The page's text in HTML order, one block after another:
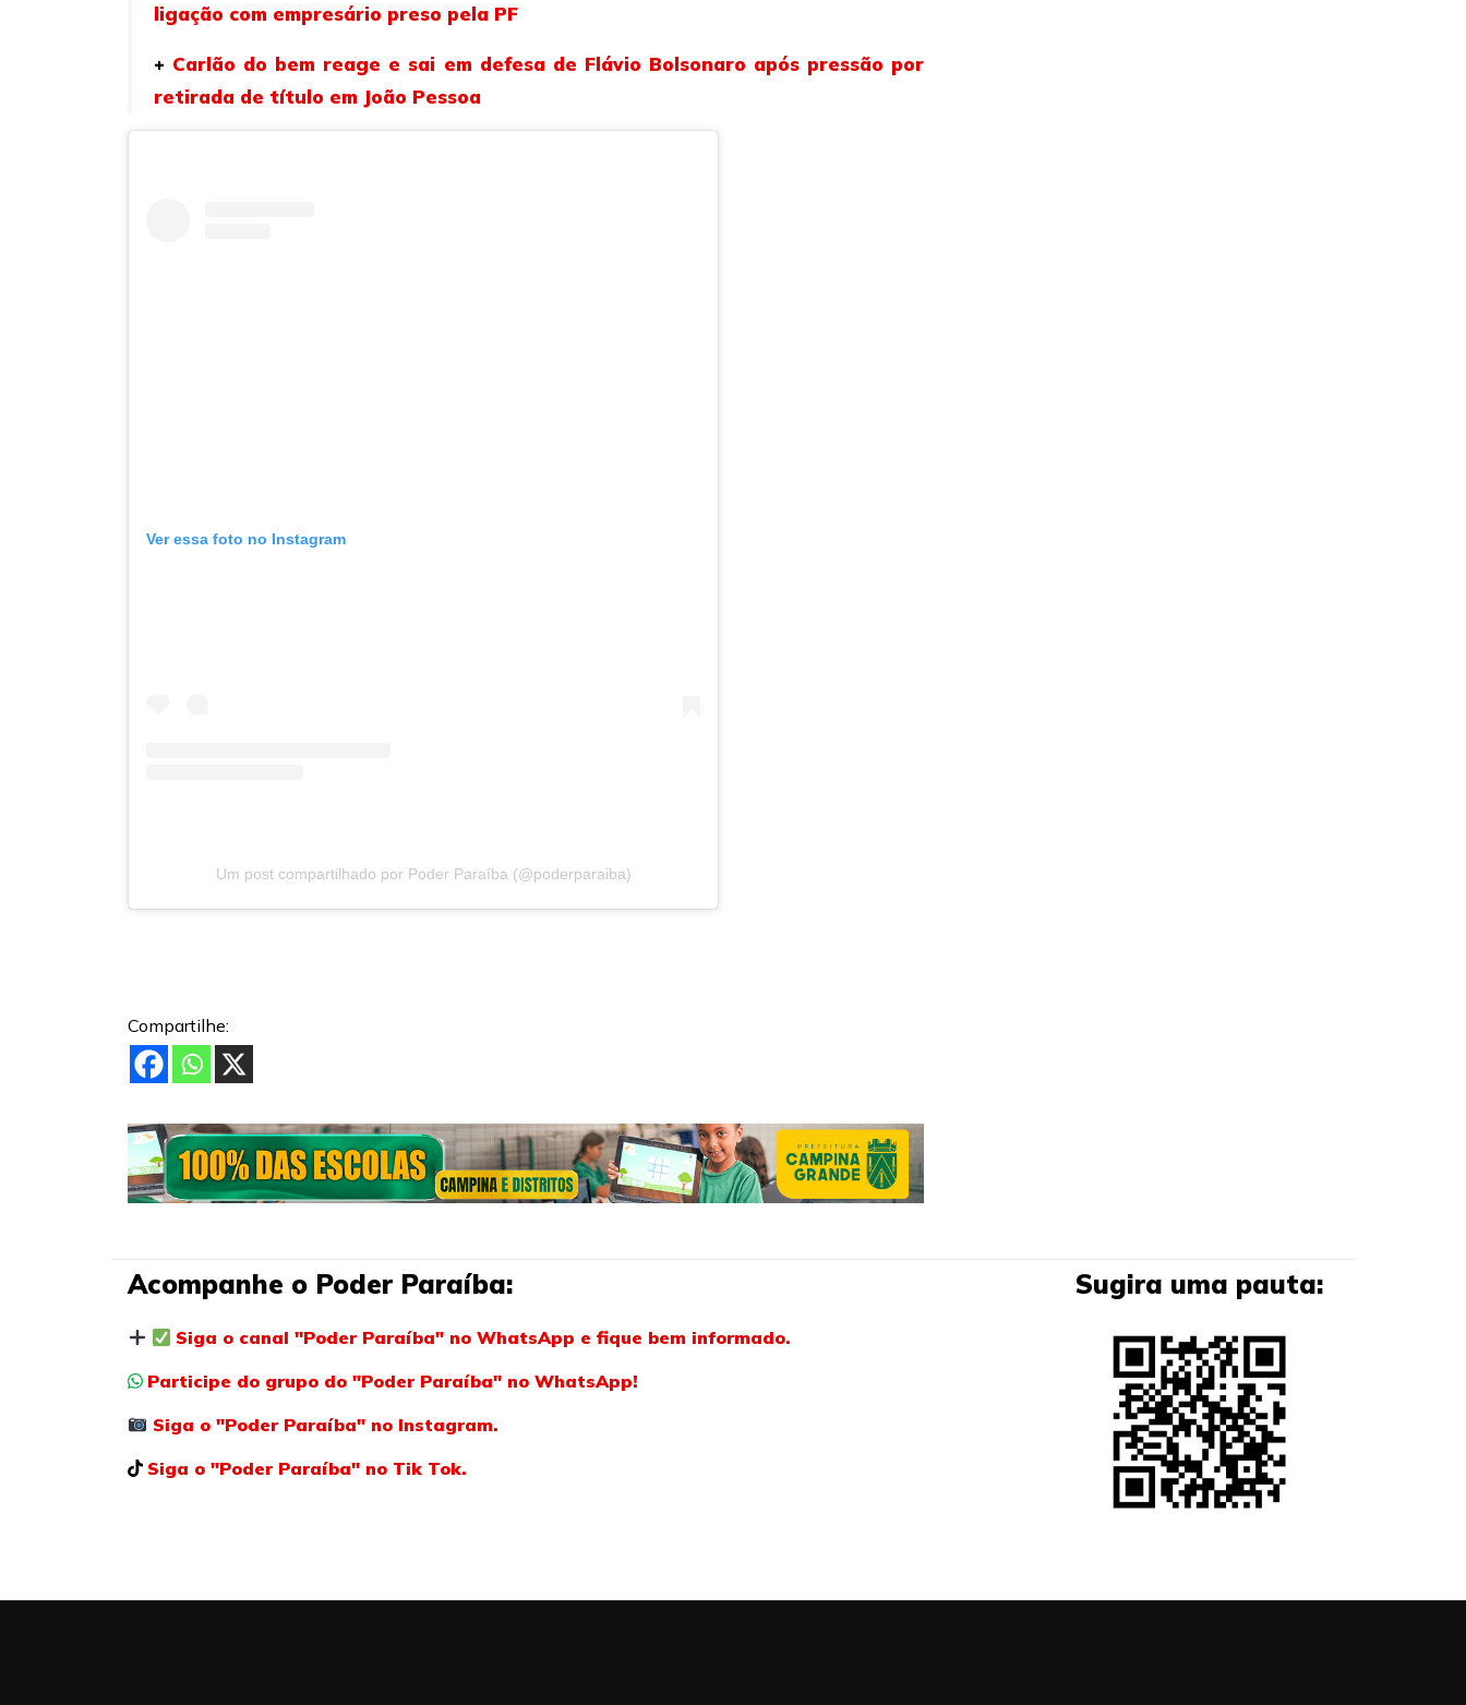
ligação com empresário preso pela PF
+ Carlão do bem reage e sai em defesa de Flávio Bolsonaro após pressão por
retirada de título em João Pessoa
Ver essa foto no Instagram
Um post compartilhado por Poder Paraíba (@poderparaiba)
Compartilhe:
Acompanhe o Poder Paraíba:
Siga o canal "Poder Paraíba" no WhatsApp e fique bem informado.
Participe do grupo do "Poder Paraíba" no WhatsApp!
Siga o "Poder Paraíba" no Instagram.
Siga o "Poder Paraíba" no Tik Tok.
Sugira uma pauta: